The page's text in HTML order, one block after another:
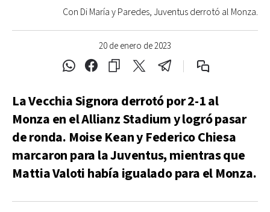
20 de enero de 2023
Con Di María y Paredes, Juventus derrotó al Monza.
La Vecchia Signora derrotó por 2-1 al
Monza en el Allianz Stadium y logró pasar
de ronda. Moise Kean y Federico Chiesa
marcaron para la Juventus, mientras que
Mattia Valoti había igualado para el Monza.